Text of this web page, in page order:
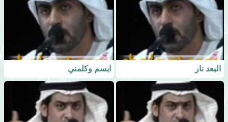
البعد نار ابسم وكلمني